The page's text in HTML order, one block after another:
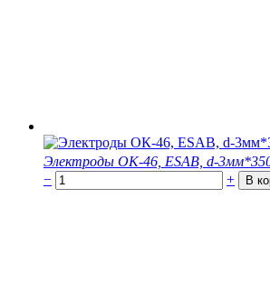
Электроды ОК-46, ESAB, d-
−
+